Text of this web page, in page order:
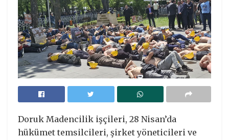
Doruk Madencilik işçileri, 28 Nisan’da
hükümet temsilcileri, şirket yöneticileri ve